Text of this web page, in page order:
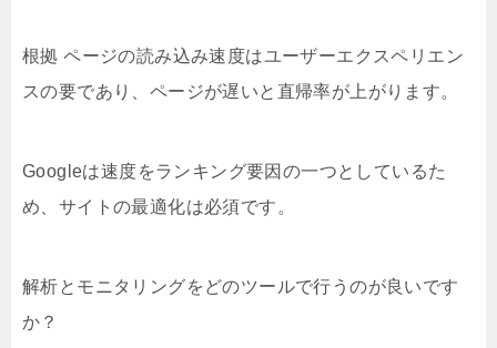
根拠 ページの読み込み速度はユーザーエクスペリエン
スの要であり、ページが遅いと直帰率が上がります。
Googleは速度をランキング要因の一つとしているた
め、サイトの最適化は必須です。
解析とモニタリングをどのツールで行うのが良いです
か？